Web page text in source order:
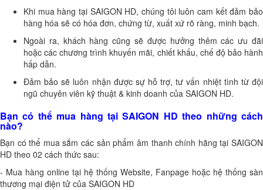
Khi mua hàng tại SAIGON HD, chúng tôi luôn cam kết đảm bảo
hàng hóa sẽ có hóa đơn, chứng từ, xuất xứ rõ ràng, minh bạch.
Ngoài ra, khách hàng cũng sẽ được hưởng thêm các ưu đãi
hoặc các chương trình khuyến mãi, chiết khấu, chế độ bảo hành
hấp dẫn.
Đảm bảo sẽ luôn nhận được sự hỗ trợ, tư vấn nhiệt tình từ đội
ngũ chuyên viên kỹ thuật & kinh doanh của SAIGON HD.
Bạn có thể mua hàng tại SAIGON HD theo những cách
nào?
Bạn có thể mua sắm các sản phẩm âm thanh chính hãng tại SAIGON
HD theo 02 cách thức sau:
- Mua hàng online tại hệ thống Website, Fanpage hoặc hệ thống sàn
thương mại điện tử của SAIGON HD